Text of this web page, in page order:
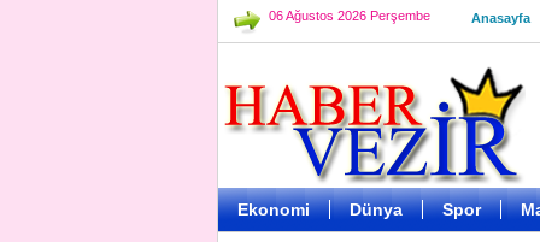
06 Ağustos 2026 Perşembe Anasayfa
Ekonomi Dünya Spor